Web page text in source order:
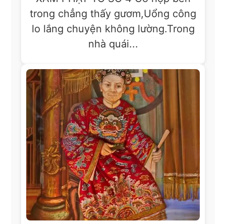
trong chẳng thấy gươm,Uổng công
lo lắng chuyện không lường.Trong
nhà quái...